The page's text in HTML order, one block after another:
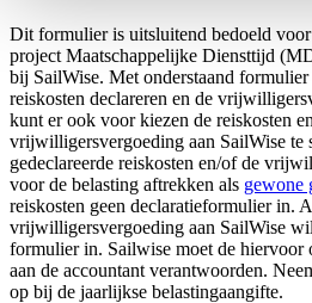
Dit formulier is uitsluitend bedoeld
project Maatschappelijke Diensttijd
bij SailWise. Met onderstaand
reiskosten declareren en de
kunt er ook voor kiezen de reiskosten
vrijwilligersvergoeding aan SailWise te
gedeclareerde reiskosten en/of de
voor de belasting aftrekken als gewone
reiskosten geen declaratieformulier in.
vrijwilligersvergoeding aan SailWise
formulier in. Sailwise moet de hiervoor
aan de accountant verantwoorden.
op bij de jaarlijkse belastingaangifte.